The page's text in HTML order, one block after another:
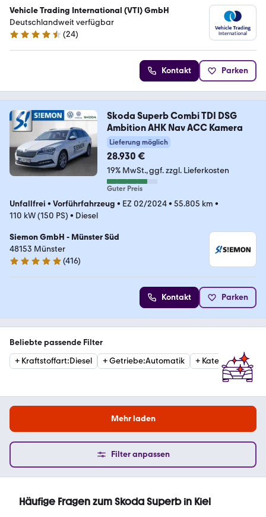
Vehicle Trading International (VTI) GmbH
Deutschlandweit verfügbar
4.4 Sterne
(24)
Kontakt Parken
Skoda Superb Combi TDI DSG
Ambition AHK Nav ACC Kamera
Lieferung möglich
28.930 €
19% MwSt. ggf. zzgl. Lieferkosten
Guter Preis
Unfallfrei • Vorführfahrzeug • EZ 02/2024• 55.805 km •
110 kW (150 PS) • Diesel
Siemon GmbH - Münster Süd
48153 Münster
4.8 Sterne
(416)
Kontakt Parken
Beliebte passende Filter
+ Kraftstoffart:Diesel +Getriebe:Automatik + Kategorie:
Mehr laden
Filter anpassen
Häufige Fragen zum Skoda Superb in Kiel